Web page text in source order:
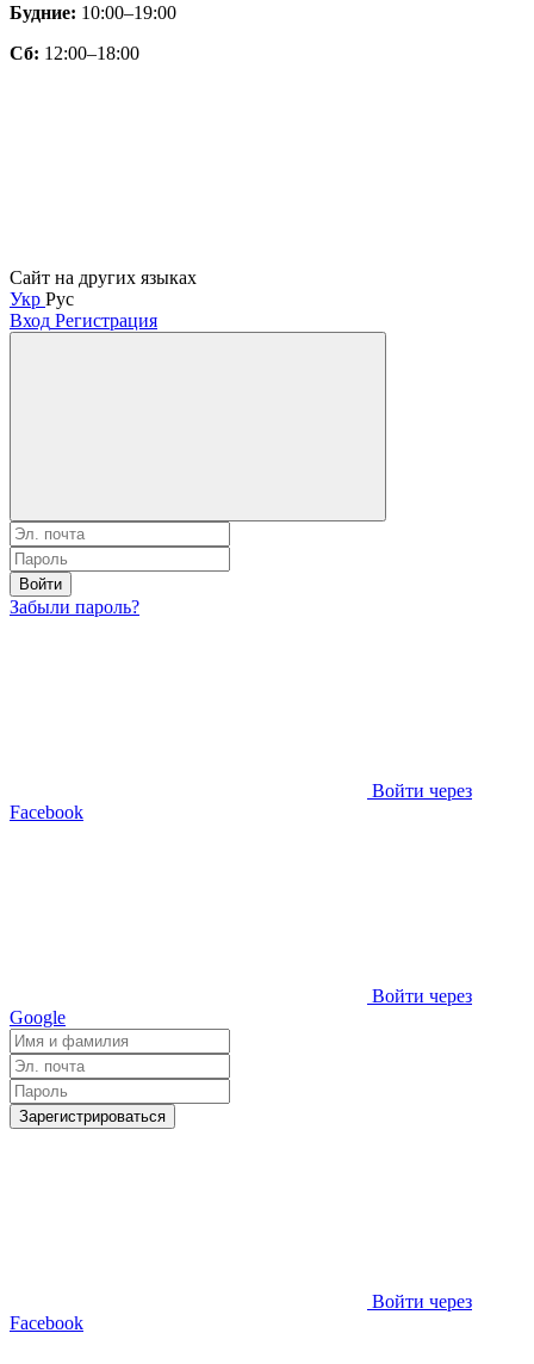
Будние: 10:00–19:00
Сб: 12:00–18:00
Сайт на других языках
Укр Рус
Вход Регистрация
Войти
Забыли пароль?
Войти через
Facebook
Войти через
Google
Зарегистрироваться
Войти через
Facebook